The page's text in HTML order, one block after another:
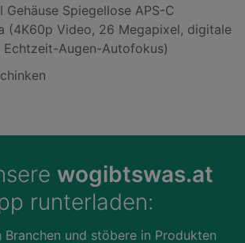
Gehäuse Spiegellose APS-C
(4K60p Video, 26 Megapixel, digitale
Echtzeit-Augen-Autofokus)
wogibtswas.at
runterladen:
Branchen und stöbere in Produkten